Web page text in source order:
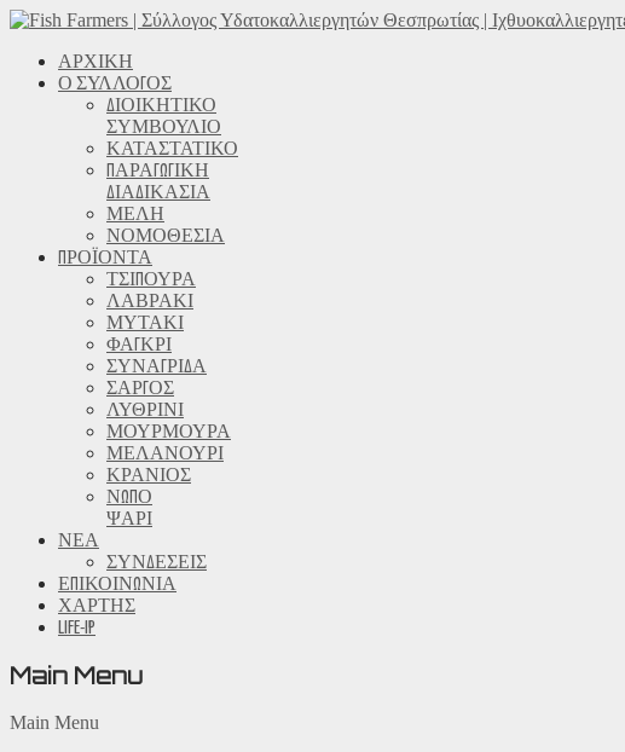
ΑΡΧΙΚΗ
Ο ΣΥΛΛΟΓΟΣ
ΔΙΟΙΚΗΤΙΚΟ
ΣΥΜΒΟΥΛΙΟ
ΚΑΤΑΣΤΑΤΙΚΟ
ΠΑΡΑΓΩΓΙΚΗ
ΔΙΑΔΙΚΑΣΙΑ
ΜΕΛΗ
ΝΟΜΟΘΕΣΙΑ
ΠΡΟΪΟΝΤΑ
ΤΣΙΠΟΥΡΑ
ΛΑΒΡΑΚΙ
ΜΥΤΑΚΙ
ΦΑΓΚΡΙ
ΣΥΝΑΓΡΙΔΑ
ΣΑΡΓΟΣ
ΛΥΘΡΙΝΙ
ΜΟΥΡΜΟΥΡΑ
ΜΕΛΑΝΟΥΡΙ
ΚΡΑΝΙΟΣ
ΝΩΠΟ
ΨΑΡΙ
ΝΕΑ
ΣΥΝΔΕΣΕΙΣ
ΕΠΙΚΟΙΝΩΝΙΑ
ΧΑΡΤΗΣ
LIFE-IP
Main Menu
Main Menu